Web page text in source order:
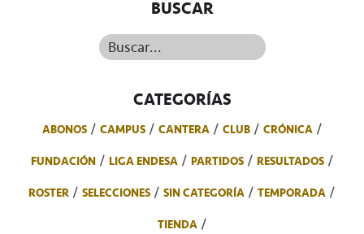
BUSCAR
Buscar...
CATEGORÍAS
ABONOS CAMPUS CANTERA CLUB
CRÓNICA
FUNDACIÓN
LIGA ENDESA PARTIDOS
RESULTADOS
ROSTER
SELECCIONES SIN CATEGORÍA
TEMPORADA
TIENDA